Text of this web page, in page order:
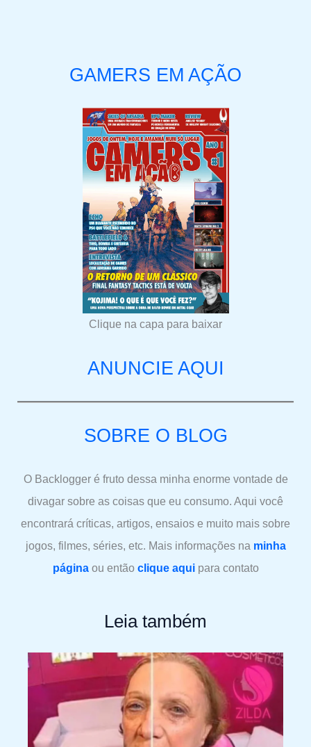
GAMERS EM AÇÃO
Clique na capa para baixar
ANUNCIE AQUI
SOBRE O BLOG
O Backlogger é fruto dessa minha enorme vontade de
divagar sobre as coisas que eu consumo. Aqui você
encontrará críticas, artigos, ensaios e muito mais sobre
jogos, filmes, séries, etc. Mais informações na minha
páginaou então clique aquipara contato
Leia também